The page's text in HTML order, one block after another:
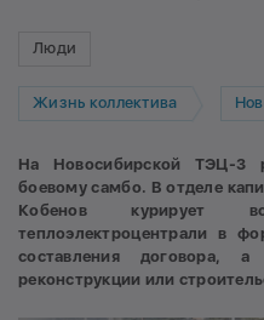
Люди
Жизнь коллектива
На Новосибирской ТЭЦ-3
боевому самбо. В отделе
Кобенов курирует
теплоэлектроцентрали в
составления договора,
реконструкции или